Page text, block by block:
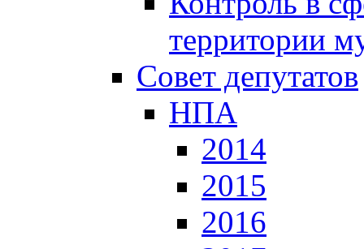
территории
Совет депутатов
НПА
2014
2015
2016